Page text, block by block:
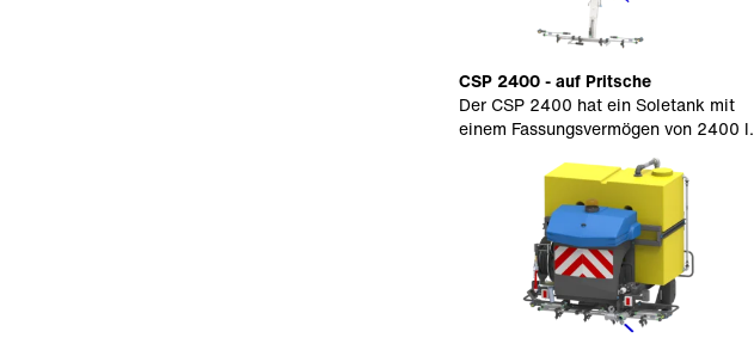
CSP 2400 - auf Pritsche
Der CSP 2400 hat ein Soletank mit
einem Fassungsvermögen von 2400 l.